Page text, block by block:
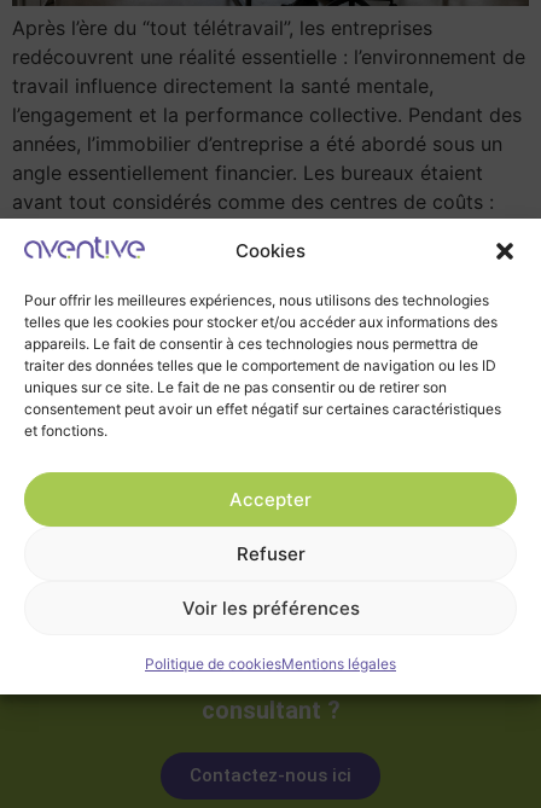
Cookies
Pour offrir les meilleures expériences, nous utilisons des technologies
telles que les cookies pour stocker et/ou accéder aux informations des
appareils. Le fait de consentir à ces technologies nous permettra de
traiter des données telles que le comportement de navigation ou les ID
uniques sur ce site. Le fait de ne pas consentir ou de retirer son
consentement peut avoir un effet négatif sur certaines caractéristiques
et fonctions.
Accepter
Refuser
Voir les préférences
Politique de cookiesMentions légales
Après l’ère du “tout télétravail”, les entreprises
redécouvrent une réalité essentielle : l’environnement de
travail influence directement la santé mentale,
l’engagement et la performance collective. Pendant des
années, l’immobilier d’entreprise a été abordé sous un
angle essentiellement financier. Les bureaux étaient
avant tout considérés comme des centres de coûts :
optimiser les surfaces, réduire les […]
Vous avez un projet, d’aménagement,
de restructuration ou un projet
vous souhaitez échanger avec un
consultant ?
Contactez-nous ici